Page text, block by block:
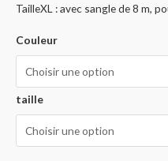
TailleXL : avec sangle de 8 m,
Couleur
taille